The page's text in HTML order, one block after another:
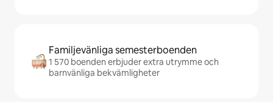
Familjevänliga semesterboenden
1 570 boenden erbjuder extra utrymme och
barnvänliga bekvämligheter